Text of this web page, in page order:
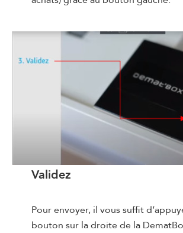
Validez
Pour envoyer, il vous suffit
bouton sur la droite de la